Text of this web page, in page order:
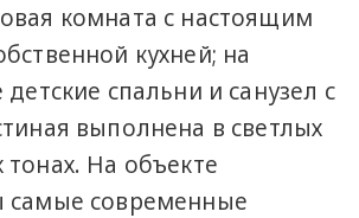
комната с настоящим
кухней; на
спальни и санузел с
выполнена в светлых
На объекте
самые современные